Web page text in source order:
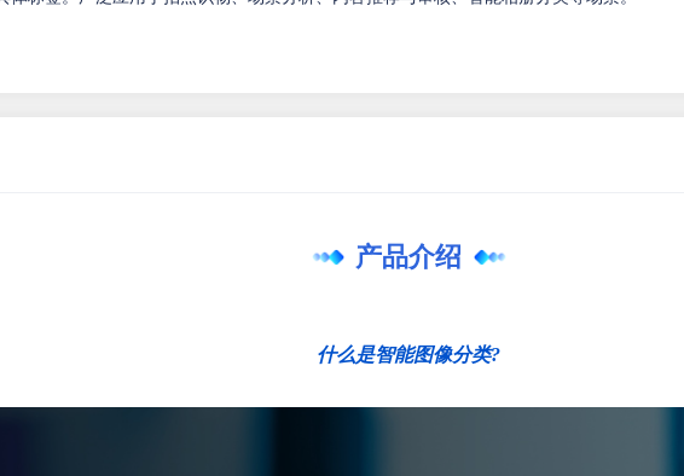
产品介绍
什么是智能图像分类?